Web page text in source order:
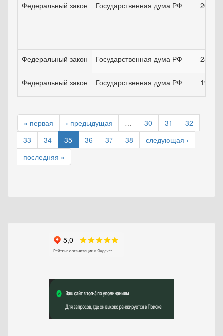
Федеральный закон Государственная дума РФ
Федеральный закон Государственная дума РФ
Федеральный закон Государственная дума РФ
« первая ‹ предыдущая … 30 31
32
33
34 35 36 37 38
следующая ›
последняя »